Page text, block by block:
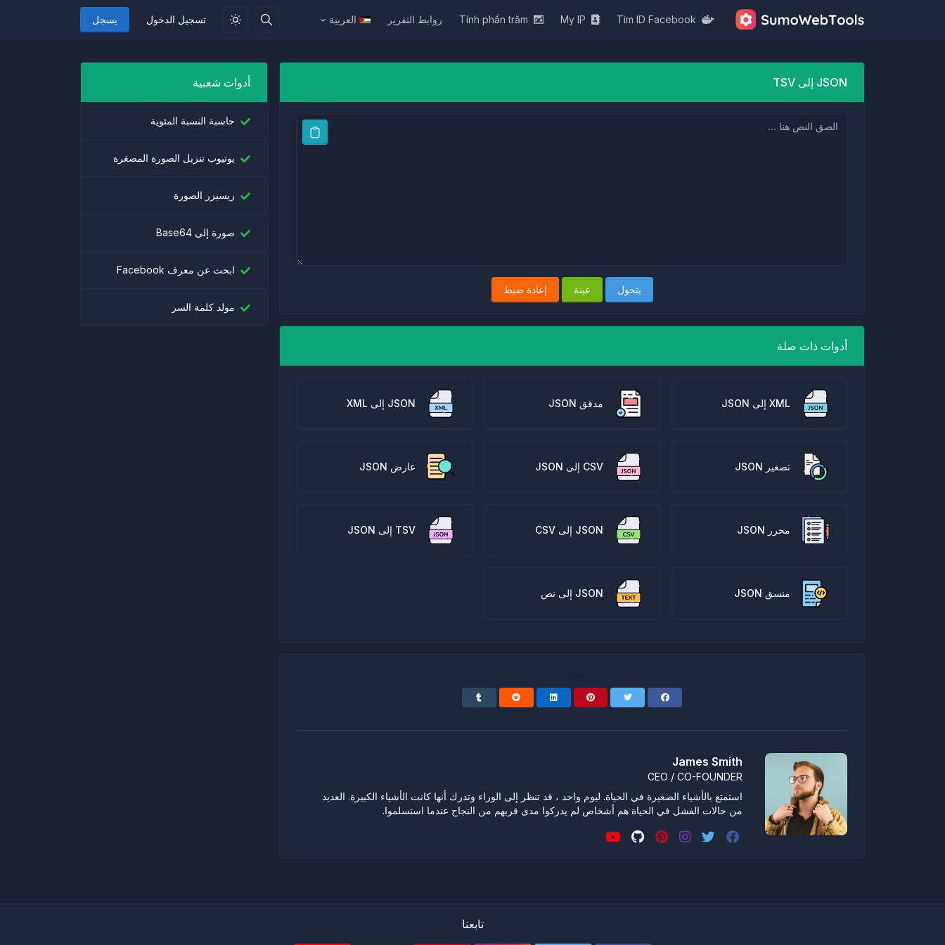
تسجيل الدخول يسجل Tìm ID Facebook
My IP
Tính phần trăm روابط التقرير العربية
JSON إلى TSV
يتحول عينة إعادة ضبط
أدوات ذات صلة
XML إلى JSON مدقق JSON JSON إلى XML
تصغير JSON CSV إلى JSON عارض JSON
محرر JSON JSON إلى CSV TSV إلى JSON
منسق JSON JSON إلى نص
James Smith
CEO / CO-FOUNDER
استمتع بالأشياء الصغيرة في الحياة. ليوم واحد ، قد تنظر إلى الوراء وتدرك أنها كانت الأشياء الكبيرة. العديد
من حالات الفشل في الحياة هم أشخاص لم يدركوا مدى قربهم من النجاح عندما استسلموا.
أدوات شعبية
حاسبة النسبة المئوية
يوتيوب تنزيل الصورة المصغرة
ريسيزر الصورة
صورة إلى Base64
ابحث عن معرف Facebook
مولد كلمة السر
تابعنا